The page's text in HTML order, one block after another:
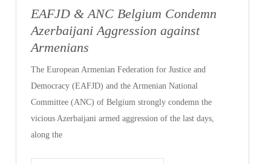
EAFJD & ANC Belgium Condemn
Azerbaijani Aggression against
Armenians
The European Armenian Federation for Justice and
Democracy (EAFJD) and the Armenian National
Committee (ANC) of Belgium strongly condemn the
vicious Azerbaijani armed aggression of the last days,
along the